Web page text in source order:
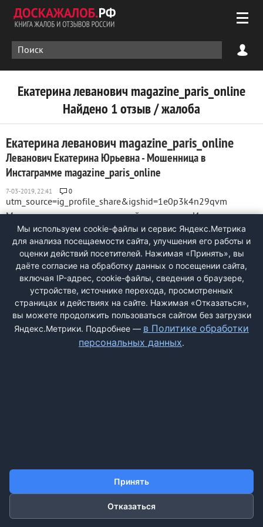
Екатерина леванович magazine_paris_online
Найдено 1 отзыв / жалоба
Екатерина леванович magazine_paris_online
Леванович Екатерина Юрьевна - Мошенница в
Инстаграмме magazine_paris_online
0
utm_source=ig_profile_share&igshid=1e0p3k4n29qvm
Мошенница открыла липовый эккаунт в Инстаграмме в
январе 2019 magazine_paris_online под видом продавца
люксовой одежды из Франции. Обманным путём выманила
у меня крупную сумму денег на покупку серёжек и исчезла.
Оставляет посты на страницах ...
ДОБАВИТЬ ЖАЛОБУ
КОНТАКТЫ
Мы используем cookie-файлы и сервис Яндекс.Метрика
для анализа посещаемости сайта, улучшения его работы и
оценки действий посетителей. Нажимая «Принять», вы
даёте согласие на обработку данных о посещении сайта,
включая IP-адрес, cookie-файлы, сведения о браузере,
устройстве, источнике перехода, просмотренных
страницах и действиях на сайте. Нажимая «Отказаться»,
вы можете продолжить пользоваться сайтом без загрузки
Яндекс.Метрики. Подробнее — в Политике обработки
персональных данных.
Принять
Отказаться